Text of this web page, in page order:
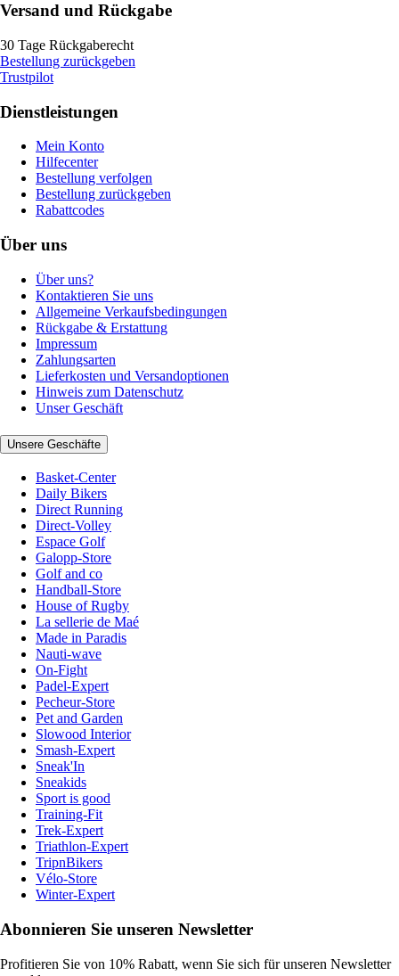
Versand und Rückgabe
30 Tage Rückgaberecht
Bestellung zurückgeben
Trustpilot
Dienstleistungen
Mein Konto
Hilfecenter
Bestellung verfolgen
Bestellung zurückgeben
Rabattcodes
Über uns
Über uns?
Kontaktieren Sie uns
Allgemeine Verkaufsbedingungen
Rückgabe & Erstattung
Impressum
Zahlungsarten
Lieferkosten und Versandoptionen
Hinweis zum Datenschutz
Unser Geschäft
Unsere Geschäfte
Basket-Center
Daily Bikers
Direct Running
Direct-Volley
Espace Golf
Galopp-Store
Golf and co
Handball-Store
House of Rugby
La sellerie de Maé
Made in Paradis
Nauti-wave
On-Fight
Padel-Expert
Pecheur-Store
Pet and Garden
Slowood Interior
Smash-Expert
Sneak'In
Sneakids
Sport is good
Training-Fit
Trek-Expert
Triathlon-Expert
TripnBikers
Vélo-Store
Winter-Expert
Abonnieren Sie unseren Newsletter
Profitieren Sie von 10% Rabatt, wenn Sie sich für unseren Newsletter